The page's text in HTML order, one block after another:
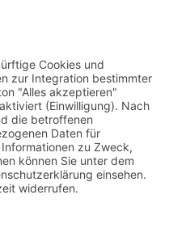
e.V. 2026, Powered